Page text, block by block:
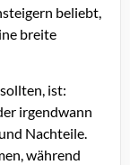
beliebt,
breite
ist:
irgendwann
Nachteile.
während